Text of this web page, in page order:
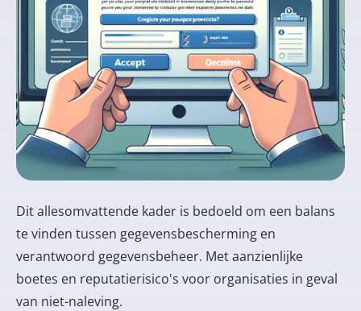
Dit allesomvattende kader is bedoeld om een balans
te vinden tussen gegevensbescherming en
verantwoord gegevensbeheer. Met aanzienlijke
boetes en reputatierisico's voor organisaties in geval
van niet-naleving.